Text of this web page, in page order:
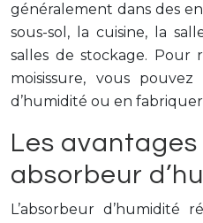
généralement dans des
sous-sol, la cuisine, la
salles de stockage. Pour
moisissure, vous
d’humidité ou en
Les avantages
absorbeur
L’absorbeur d’humidité